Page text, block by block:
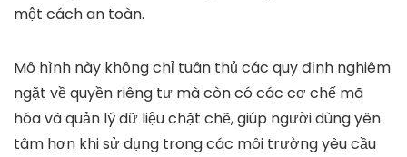
một cách an toàn.
Mô hình này không chỉ tuân thủ các quy định nghiêm
ngặt về quyền riêng tư mà còn có các cơ chế mã
hóa và quản lý dữ liệu chặt chẽ, giúp người dùng yên
tâm hơn khi sử dụng trong các môi trường yêu cầu